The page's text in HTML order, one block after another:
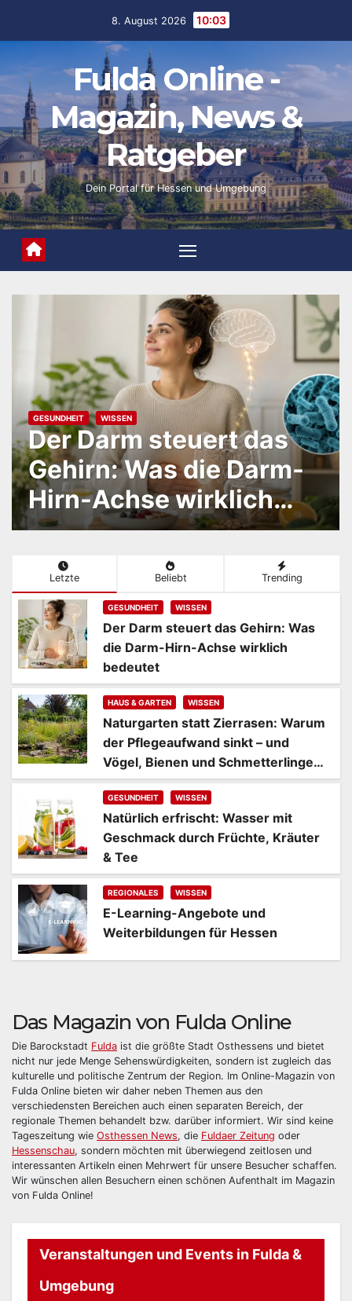
8. August 2026 10:03
Fulda Online -
Magazin, News &
Ratgeber
Dein Portal für Hessen und Umgebung
GESUNDHEIT WISSEN
Der Darm steuert das
Gehirn: Was die Darm-
Hirn-Achse wirklich
bedeutet
Letzte Beliebt Trending
GESUNDHEIT WISSEN
Der Darm steuert das Gehirn: Was
die Darm-Hirn-Achse wirklich
bedeutet
HAUS & GARTEN WISSEN
Naturgarten statt Zierrasen: Warum
der Pflegeaufwand sinkt – und
Vögel, Bienen und Schmetterlinge
kommen
GESUNDHEIT WISSEN
Natürlich erfrischt: Wasser mit
Geschmack durch Früchte, Kräuter
& Tee
REGIONALES WISSEN
E-Learning-Angebote und
Weiterbildungen für Hessen
Das Magazin von Fulda Online
Die Barockstadt Fulda ist die größte Stadt Osthessens und bietet
nicht nur jede Menge Sehenswürdigkeiten, sondern ist zugleich das
kulturelle und politische Zentrum der Region. Im Online-Magazin von
Fulda Online bieten wir daher neben Themen aus den
verschiedensten Bereichen auch einen separaten Bereich, der
regionale Themen behandelt bzw. darüber informiert. Wir sind keine
Tageszeitung wie Osthessen News, die Fuldaer Zeitung oder
Hessenschau, sondern möchten mit überwiegend zeitlosen und
interessanten Artikeln einen Mehrwert für unsere Besucher schaffen.
Wir wünschen allen Besuchern einen schönen Aufenthalt im Magazin
von Fulda Online!
Veranstaltungen und Events in Fulda &
Umgebung